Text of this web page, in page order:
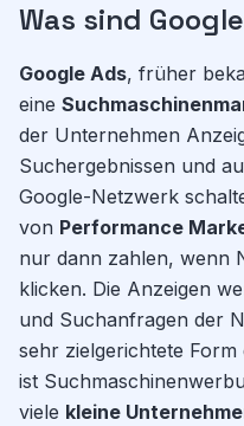
Was sind
Google Ads, früher
eine
der Unternehmen
Suchergebnissen und
Google-Netzwerk
von Performance
nur dann zahlen, wenn
klicken. Die Anzeigen
und Suchanfragen der
sehr zielgerichtete
ist
viele kleine